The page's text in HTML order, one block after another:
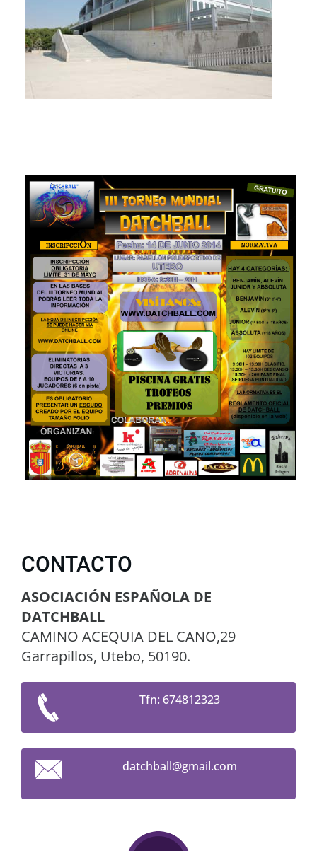
CONTACTO
ASOCIACIÓN ESPAÑOLA DE
DATCHBALL
CAMINO ACEQUIA DEL CANO,29
Garrapillos, Utebo, 50190.
Tfn: 674812323
datchball@gmail.com